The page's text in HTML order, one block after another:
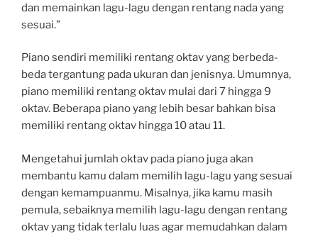
dan memainkan lagu-lagu dengan rentang nada yang
sesuai.”
Piano sendiri memiliki rentang oktav yang berbeda-
beda tergantung pada ukuran dan jenisnya. Umumnya,
piano memiliki rentang oktav mulai dari 7 hingga 9
oktav. Beberapa piano yang lebih besar bahkan bisa
memiliki rentang oktav hingga 10 atau 11.
Mengetahui jumlah oktav pada piano juga akan
membantu kamu dalam memilih lagu-lagu yang sesuai
dengan kemampuanmu. Misalnya, jika kamu masih
pemula, sebaiknya memilih lagu-lagu dengan rentang
oktav yang tidak terlalu luas agar memudahkan dalam